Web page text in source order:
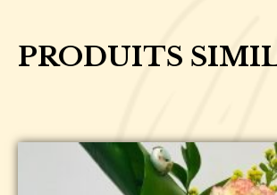
paradis
PRODUITS